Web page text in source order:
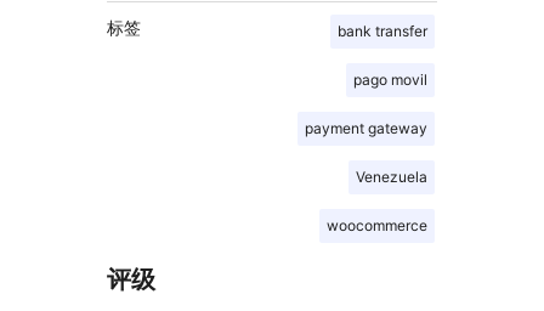
标签 bank transfer
pago movil
payment gateway
Venezuela
woocommerce
评级